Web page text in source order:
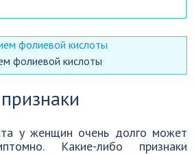
фолиевой кислоты
у женщин очень долго может
Какие-либо признаки